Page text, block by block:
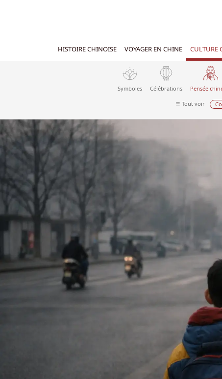
HISTOIRE CHINOISE VOYAGER EN CHINE CULTURE
Symboles Célébrations Pensée
Tout voir